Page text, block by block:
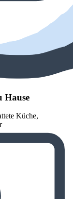
Hause
Küche,